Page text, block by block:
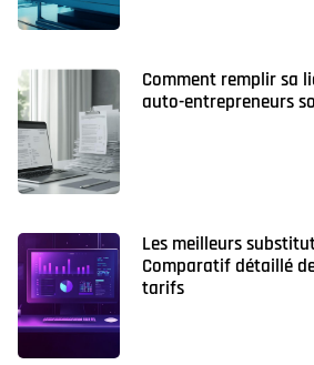
Comment remplir sa
auto-entrepreneurs
Les meilleurs
Comparatif détaillé
tarifs